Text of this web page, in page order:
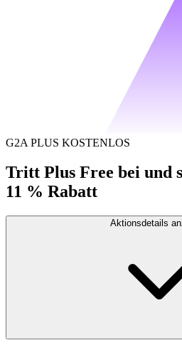
G2A PLUS KOSTENLOS
Tritt Plus Free bei und
11 % Rabatt
Aktionsdetails